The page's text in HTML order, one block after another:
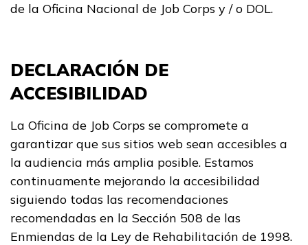
de la Oficina Nacional de Job Corps y / o DOL.
DECLARACIÓN DE
ACCESIBILIDAD
La Oficina de Job Corps se compromete a
garantizar que sus sitios web sean accesibles a
la audiencia más amplia posible. Estamos
continuamente mejorando la accesibilidad
siguiendo todas las recomendaciones
recomendadas en la Sección 508 de las
Enmiendas de la Ley de Rehabilitación de 1998.